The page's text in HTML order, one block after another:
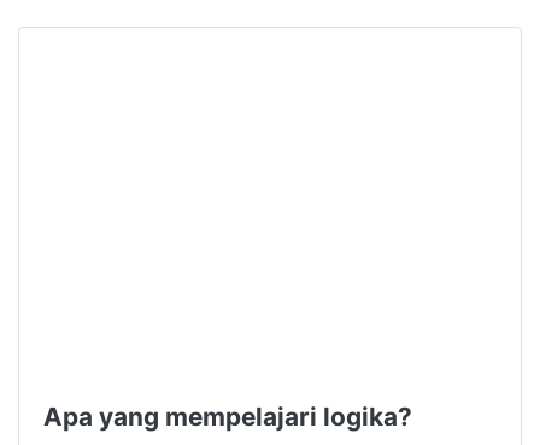
Apa yang mempelajari logika?